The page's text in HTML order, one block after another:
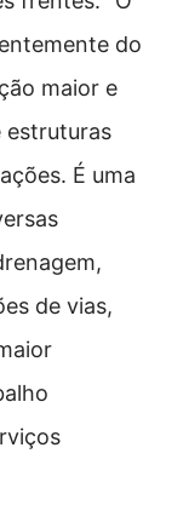
do
maior e
estruturas
É uma
de vias,